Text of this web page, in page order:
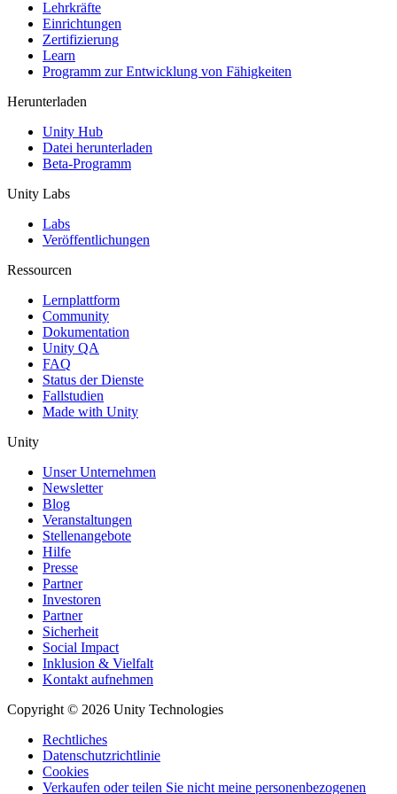
XR-Spiele
XR-Spiele plattformübergreifend starten
Multiplayer-Spiele
Vereinfachte Entwicklung von Multiplayer-Spielen
Lehrkräfte
Einrichtungen
Zertifizierung
Learn
Programm zur Entwicklung von Fähigkeiten
Herunterladen
Unity Hub
Datei herunterladen
Beta-Programm
Unity Labs
Labs
Veröffentlichungen
Ressourcen
Lernplattform
Community
Dokumentation
Unity QA
FAQ
Status der Dienste
Fallstudien
Made with Unity
Unity
Unser Unternehmen
Newsletter
Blog
Veranstaltungen
Stellenangebote
Hilfe
Presse
Partner
Investoren
Partner
Sicherheit
Social Impact
Inklusion & Vielfalt
Kontakt aufnehmen
Copyright © 2026 Unity Technologies
Rechtliches
Datenschutzrichtlinie
Cookies
Verkaufen oder teilen Sie nicht meine personenbezogenen